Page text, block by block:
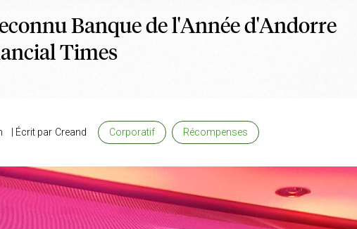
Banque de l'Année d'Andorre
Times
Écrit par Creand Corporatif Récompenses